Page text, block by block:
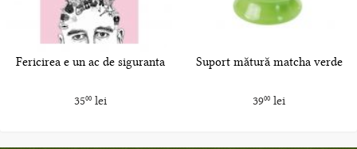
Fericirea e un ac de siguranta
3500lei
Suport mătură matcha verde
3900lei